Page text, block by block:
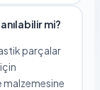
mi?
parçalar